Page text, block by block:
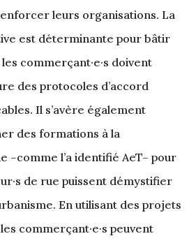
leurs organisations. La
est déterminante pour bâtir
commerçant·e·s doivent
des protocoles d’accord
Il s’avère également
des formations à la
–comme l’a identifié AeT– pour
de rue puissent démystifier
En utilisant des projets
commerçant·e·s peuvent